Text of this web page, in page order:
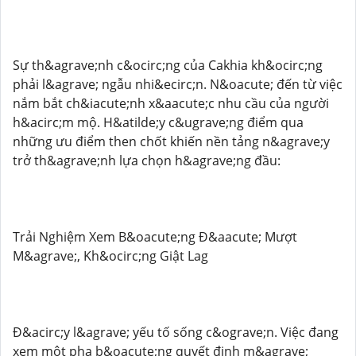
Sự th&agrave;nh c&ocirc;ng của Cakhia kh&ocirc;ng
phải l&agrave; ngẫu nhi&ecirc;n. N&oacute; đến từ việc
nắm bắt ch&iacute;nh x&aacute;c nhu cầu của người
h&acirc;m mộ. H&atilde;y c&ugrave;ng điểm qua
những ưu điểm then chốt khiến nền tảng n&agrave;y
trở th&agrave;nh lựa chọn h&agrave;ng đầu:
Trải Nghiệm Xem B&oacute;ng Đ&aacute; Mượt
M&agrave;, Kh&ocirc;ng Giật Lag
Đ&acirc;y l&agrave; yếu tố sống c&ograve;n. Việc đang
xem một pha b&oacute;ng quyết định m&agrave;